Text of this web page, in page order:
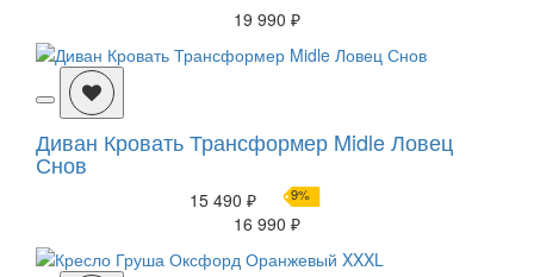
19 990 ₽
Диван Кровать Трансформер Midle Ловец
Снов
15 490 ₽ 9%
16 990 ₽